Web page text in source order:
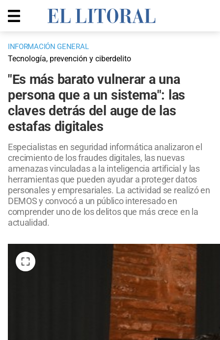
INFORMACIÓN GENERAL
Tecnología, prevención y ciberdelito
"Es más barato vulnerar a una
persona que a un sistema": las
claves detrás del auge de las
estafas digitales
Especialistas en seguridad informática analizaron el
crecimiento de los fraudes digitales, las nuevas
amenazas vinculadas a la inteligencia artificial y las
herramientas que pueden ayudar a proteger datos
personales y empresariales. La actividad se realizó en
DEMOS y convocó a un público interesado en
comprender uno de los delitos que más crece en la
actualidad.